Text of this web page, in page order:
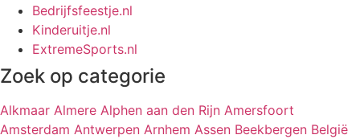
Bedrijfsfeestje.nl
Kinderuitje.nl
ExtremeSports.nl
Zoek op categorie
Alkmaar Almere Alphen aan den Rijn Amersfoort
Amsterdam Antwerpen Arnhem Assen Beekbergen België